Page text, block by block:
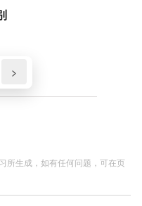
>
所生成，如有任何问题，可在页